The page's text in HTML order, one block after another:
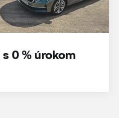
0 % úrokom